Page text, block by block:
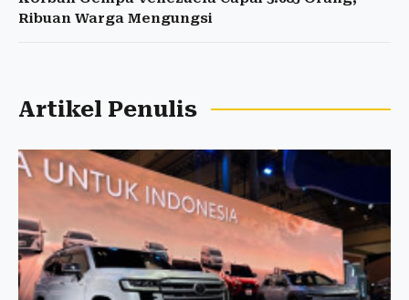
Ribuan Warga Mengungsi
Artikel Penulis